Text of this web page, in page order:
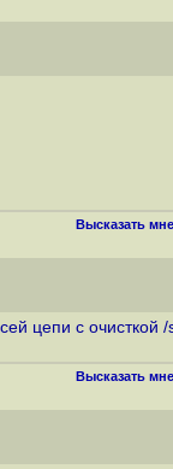
Высказать
цепи с
Высказать